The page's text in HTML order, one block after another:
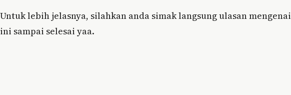
Untuk lebih jelasnya, silahkan anda simak langsung ulasan mengenai
ini sampai selesai yaa.